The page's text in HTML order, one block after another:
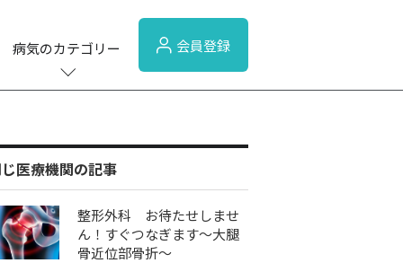
病気のカテゴリー 会員登録
医療機関の記事
整形外科 お待たせしませ
ん！すぐつなぎます～大腿
骨近位部骨折～